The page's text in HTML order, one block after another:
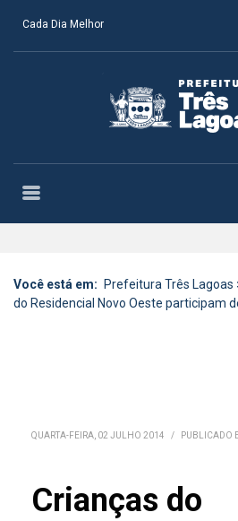
Cada Dia Melhor
Você está em: Prefeitura Três Lagoas
do Residencial Novo Oeste participam
QUARTA-FEIRA, 02 JULHO 2014 / PUBLICADO
Crianças do